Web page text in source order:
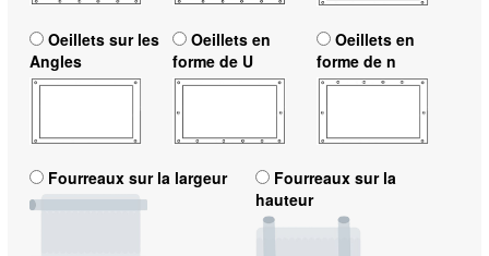
Oeillets sur les
Angles
Oeillets en
forme de U
Oeillets en
forme de n
Fourreaux sur la largeur
Fourreaux sur la
hauteur